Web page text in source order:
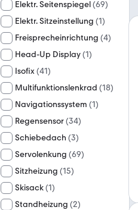
Elektr. Seitenspiegel(69)
Elektr. Sitzeinstellung (1)
Freisprecheinrichtung (4)
Head-Up Display(1)
Isofix(41)
Multifunktionslenkrad (18)
Navigationssystem (1)
Regensensor(34)
Schiebedach (3)
Servolenkung (69)
Sitzheizung (15)
Skisack(1)
Standheizung (2)